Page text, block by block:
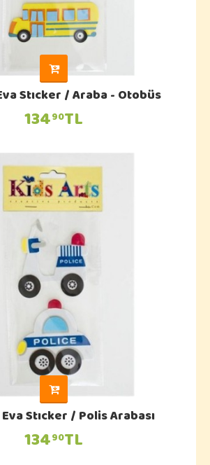
Stıcker / Araba - Otobüs
13490TL
Stıcker / Polis Arabası
13490TL